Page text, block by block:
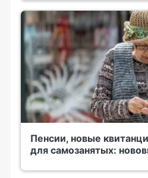
Пенсии, новые
для самозанятых: